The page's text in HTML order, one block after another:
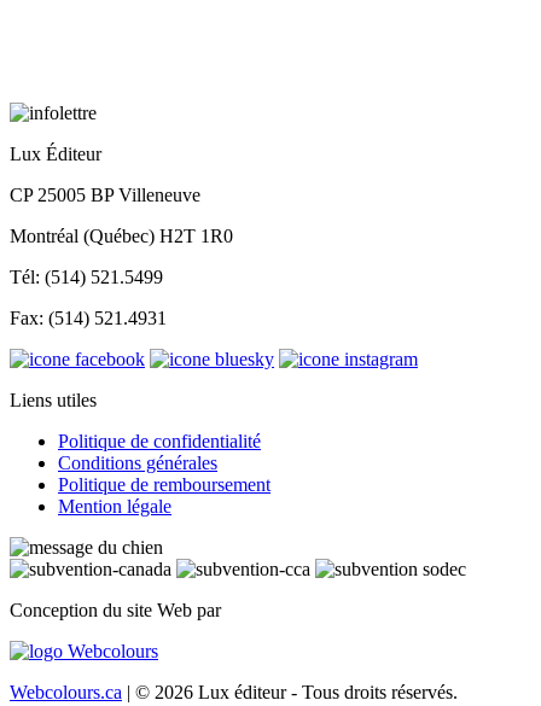
Lux Éditeur
CP 25005 BP Villeneuve
Montréal (Québec) H2T 1R0
Tél: (514) 521.5499
Fax: (514) 521.4931
Liens utiles
Politique de confidentialité
Conditions générales
Politique de remboursement
Mention légale
Conception du site Web par
Webcolours.ca | © 2026 Lux éditeur - Tous droits réservés.